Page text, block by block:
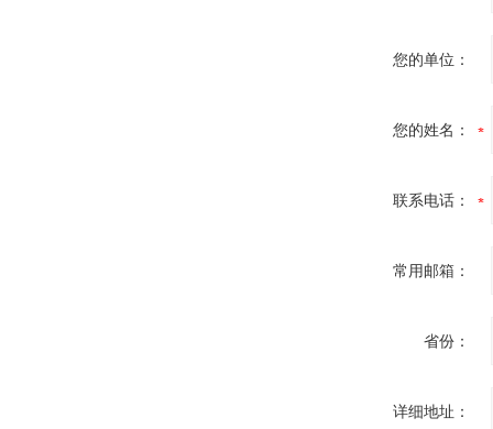
您的单位：
您的姓名：
联系电话：
常用邮箱：
省份：
详细地址：